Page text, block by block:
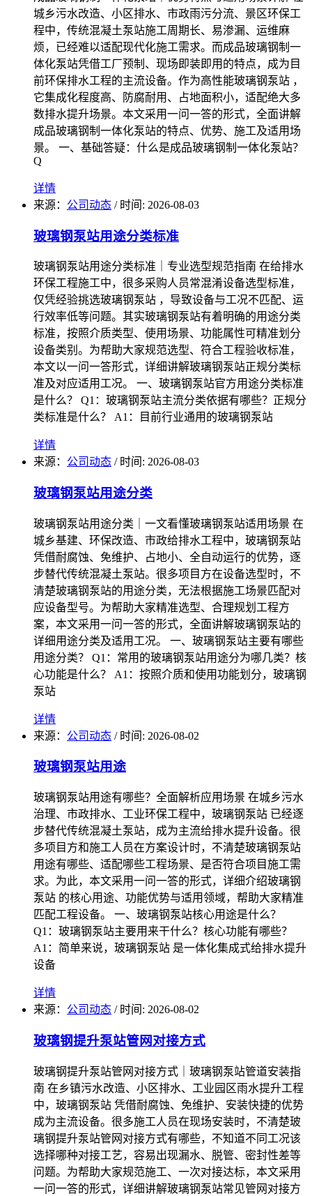
城乡污水改造、小区排水、市政雨污分流、景区环保工
程中，传统混凝土泵站施工周期长、易渗漏、运维麻
烦，已经难以适配现代化施工需求。而成品玻璃钢制一
体化泵站凭借工厂预制、现场即装即用的特点，成为目
前环保排水工程的主流设备。作为高性能玻璃钢泵站 ，
它集成化程度高、防腐耐用、占地面积小，适配绝大多
数排水提升场景。本文采用一问一答的形式，全面讲解
成品玻璃钢制一体化泵站的特点、优势、施工及适用场
景。 一、基础答疑：什么是成品玻璃钢制一体化泵站？
Q
详情
来源： 公司动态 / 时间: 2026-08-03
玻璃钢泵站用途分类标准
玻璃钢泵站用途分类标准｜专业选型规范指南 在给排水
环保工程施工中，很多采购人员常混淆设备选型标准，
仅凭经验挑选玻璃钢泵站 ，导致设备与工况不匹配、运
行效率低等问题。其实玻璃钢泵站有着明确的用途分类
标准，按照介质类型、使用场景、功能属性可精准划分
设备类别。为帮助大家规范选型、符合工程验收标准，
本文以一问一答形式，详细讲解玻璃钢泵站正规分类标
准及对应适用工况。 一、玻璃钢泵站官方用途分类标准
是什么？ Q1：玻璃钢泵站主流分类依据有哪些？正规分
类标准是什么？ A1：目前行业通用的玻璃钢泵站
详情
来源： 公司动态 / 时间: 2026-08-03
玻璃钢泵站用途分类
玻璃钢泵站用途分类｜一文看懂玻璃钢泵站适用场景 在
城乡基建、环保改造、市政给排水工程中，玻璃钢泵站
凭借耐腐蚀、免维护、占地小、全自动运行的优势，逐
步替代传统混凝土泵站。很多项目方在设备选型时，不
清楚玻璃钢泵站的用途分类，无法根据施工场景匹配对
应设备型号。为帮助大家精准选型、合理规划工程方
案，本文采用一问一答的形式，全面讲解玻璃钢泵站的
详细用途分类及适用工况。 一、玻璃钢泵站主要有哪些
用途分类？ Q1：常用的玻璃钢泵站用途分为哪几类？核
心功能是什么？ A1：按照介质和使用功能划分，玻璃钢
泵站
详情
来源： 公司动态 / 时间: 2026-08-02
玻璃钢泵站用途
玻璃钢泵站用途有哪些？全面解析应用场景 在城乡污水
治理、市政排水、工业环保工程中，玻璃钢泵站 已经逐
步替代传统混凝土泵站，成为主流给排水提升设备。很
多项目方和施工人员在方案设计时，不清楚玻璃钢泵站
用途有哪些、适配哪些工程场景、是否符合项目施工需
求。为此，本文采用一问一答的形式，详细介绍玻璃钢
泵站 的核心用途、功能优势与适用领域，帮助大家精准
匹配工程设备。 一、玻璃钢泵站核心用途是什么？
Q1：玻璃钢泵站主要用来干什么？核心功能有哪些？
A1：简单来说，玻璃钢泵站 是一体化集成式给排水提升
设备
详情
来源： 公司动态 / 时间: 2026-08-02
玻璃钢提升泵站管网对接方式
玻璃钢提升泵站管网对接方式｜玻璃钢泵站管道安装指
南 在乡镇污水改造、小区排水、工业园区雨水提升工程
中，玻璃钢泵站 凭借耐腐蚀、免维护、安装快捷的优势
成为主流设备。很多施工人员在现场安装时，不清楚玻
璃钢提升泵站管网对接方式有哪些，不知道不同工况该
选择哪种对接工艺，容易出现漏水、脱管、密封性差等
问题。为帮助大家规范施工、一次对接达标，本文采用
一问一答的形式，详细讲解玻璃钢泵站常见管网对接方